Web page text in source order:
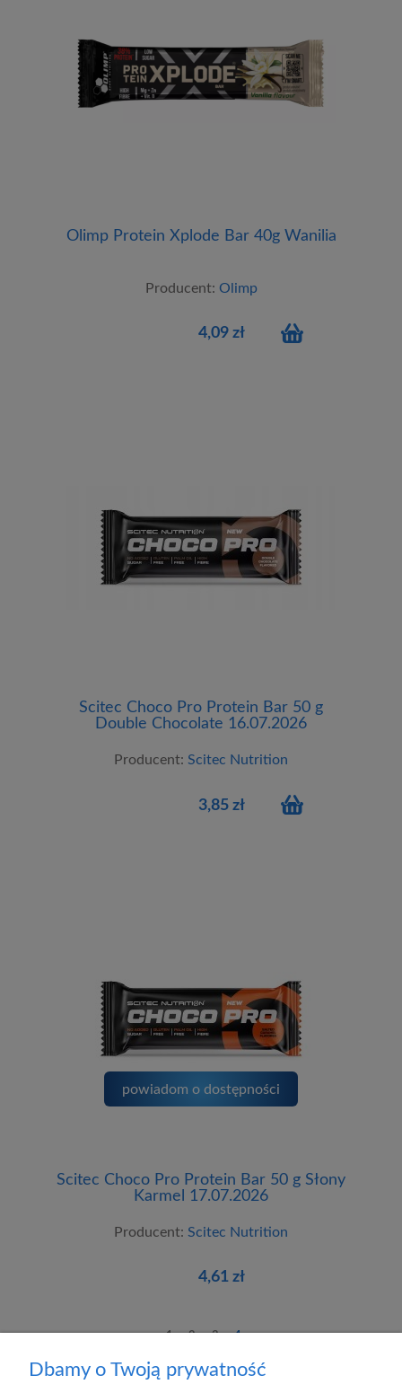
Olimp Protein Xplode Bar 40g Wanilia
Producent: Olimp
4,09 zł
Scitec Choco Pro Protein Bar 50 g
Double Chocolate 16.07.2026
Producent: Scitec Nutrition
3,85 zł
Scitec Choco Pro Protein Bar 50 g Słony
Karmel 17.07.2026
Producent: Scitec Nutrition
4,61 zł
powiadom o dostępności
1 2 3 4
Dbamy o Twoją prywatność